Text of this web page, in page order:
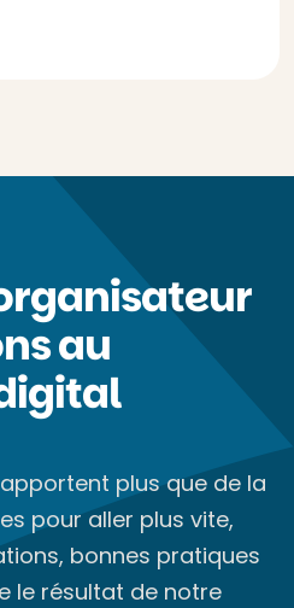
au
plus que de la
pour aller plus vite,
bonnes pratiques
le résultat de notre